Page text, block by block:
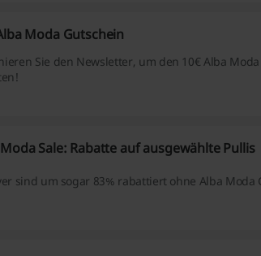
Moda Gutschein
Sie den Newsletter, um den 10€ Alba
Sale: Rabatte auf ausgewählte Pullis
sind um sogar 83% rabattiert ohne Alba Moda